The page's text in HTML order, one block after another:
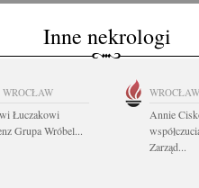
Inne nekrologi
WROCŁAW
Łuczakowi
Grupa Wróbel...
WROCŁAW
Annie
Zarząd...